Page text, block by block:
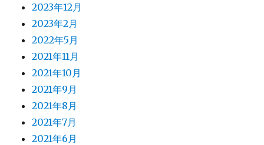
2023年12月
2023年2月
2022年5月
2021年11月
2021年10月
2021年9月
2021年8月
2021年7月
2021年6月